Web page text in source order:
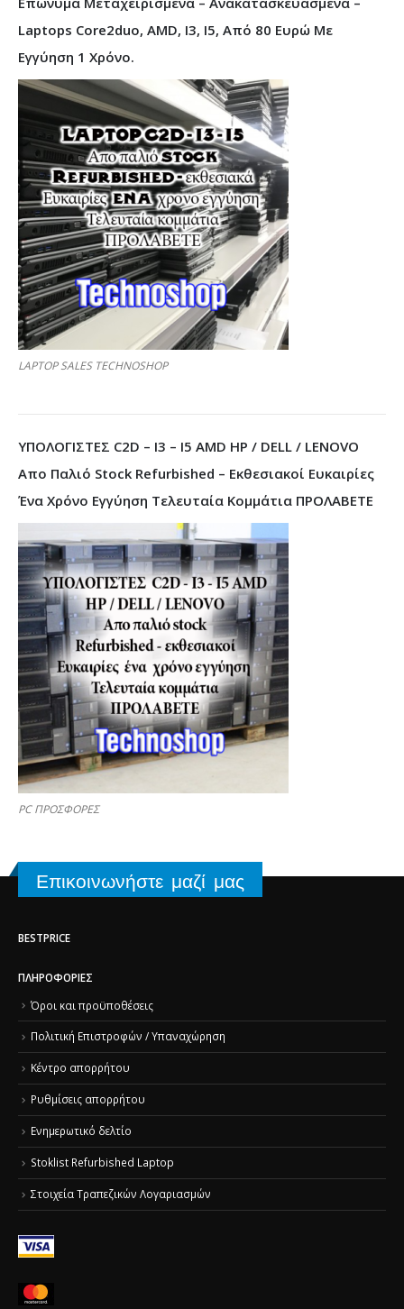
Laptops Core2duo, AMD, I3, I5, Από 80 Ευρώ Με
Εγγύηση 1 Χρόνο.
LAPTOP SALES TECHNOSHOP
ΥΠΟΛΟΓΙΣΤΕΣ C2D – I3 – I5 AMD HP / DELL / LENOVO
Απο Παλιό Stock Refurbished – Εκθεσιακοί Ευκαιρίες
Ένα Χρόνο Εγγύηση Τελευταία Κομμάτια ΠΡΟΛΑΒΕΤΕ
PC ΠΡΟΣΦΟΡΕΣ
Επικοινωνήστε μαζί μας
BESTPRICE
ΠΛΗΡΟΦΟΡΊΕΣ
Όροι και προϋποθέσεις
Πολιτική Επιστροφών / Υπαναχώρηση
Κέντρο απορρήτου
Ρυθμίσεις απορρήτου
Ενημερωτικό δελτίο
Stoklist Refurbished Laptop
Στοιχεία Τραπεζικών Λογαριασμών